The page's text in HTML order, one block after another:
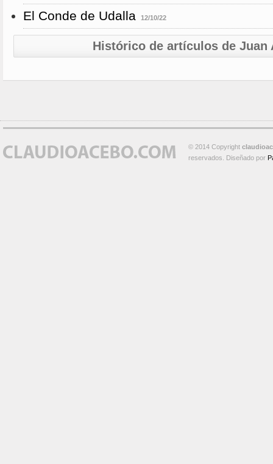
El Conde de Udalla 12/10/22
Histórico de artículos de Juan
© 2014 Copyright
reservados. Diseñado por